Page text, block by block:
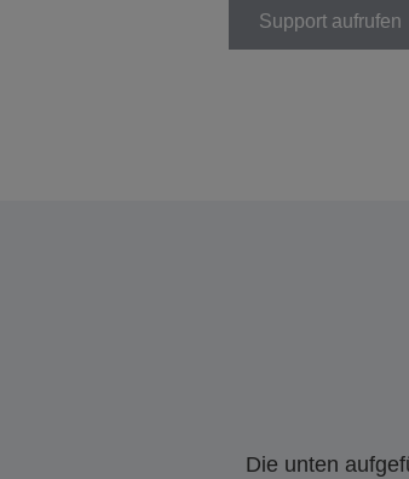
Support aufrufen
Die unten